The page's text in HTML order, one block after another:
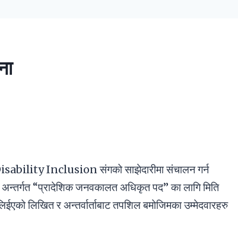
Inclusion संगको साझेदारीमा संचालन गर्न
“प्रादेशिक जनवकालत अधिकृत पद” का लागि मिति
लिखित र अन्तर्वार्ताबाट तपशिल बमोजिमका उम्मेदवारहरु